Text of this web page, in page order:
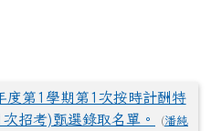
度第1學期第1次按時計酬特
招考)甄選錄取名單。
(潘純